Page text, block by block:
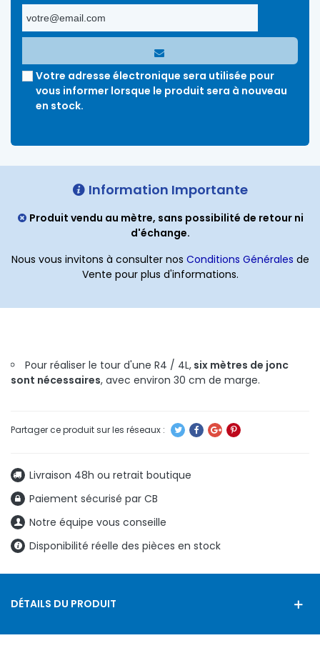
Pour réaliser le tour d'une R4 / 4L, six mètres de jonc
sont nécessaires, avec environ 30 cm de marge.
Livraison 48h ou retrait boutique
Paiement sécurisé par CB
Notre équipe vous conseille
Disponibilité réelle des pièces en stock
Votre adresse électronique sera utilisée pour
vous informer lorsque le produit sera à nouveau
en stock.
Information Importante
Produit vendu au mètre, sans possibilité de retour ni
d'échange.
Nous vous invitons à consulter nos Conditions Générales de
Vente pour plus d'informations.
DÉTAILS DU PRODUIT